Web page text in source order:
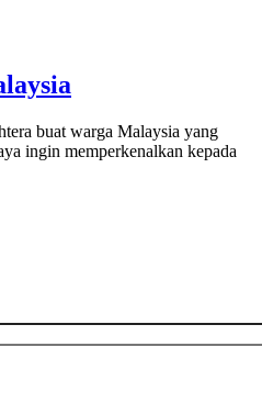
buat warga Malaysia yang
ingin memperkenalkan kepada